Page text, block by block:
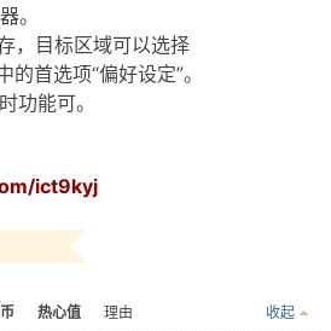
。
，目标区域可以选择
首选项“偏好设定”。
功能可。
ict9kyj
热心值 收起
理由